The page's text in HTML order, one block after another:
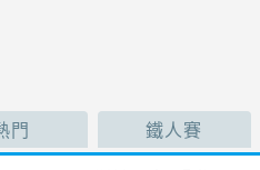
門 鐵人賽